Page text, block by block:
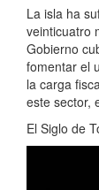
La isla ha
veinticuatro
Gobierno
fomentar el
la carga
este sector,
El Siglo de